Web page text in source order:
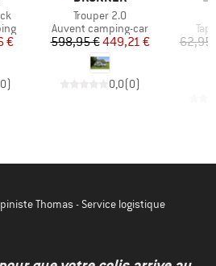
€
0)
Article
Trouper 2.0
Product group
Auvent camping-car
Prix
598,95 €Prix réduit
449,21 €
0,0(0)
62,95
Thomas - Service logistique